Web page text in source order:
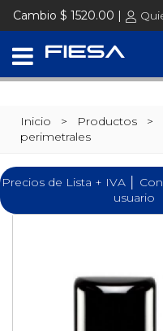
Cambio $ 1520.00 |
Inicio > Productos >
perimetrales
Precios de Lista + IVA │
usuario